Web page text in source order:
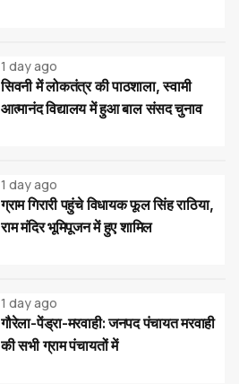
1 day ago
सिवनी में लोकतंत्र की पाठशाला, स्वामी
आत्मानंद विद्यालय में हुआ बाल संसद चुनाव
1 day ago
ग्राम गिरारी पहुंचे विधायक फूल सिंह राठिया,
राम मंदिर भूमिपूजन में हुए शामिल
1 day ago
गौरेला-पेंड्रा-मरवाही: जनपद पंचायत मरवाही
की सभी ग्राम पंचायतों में